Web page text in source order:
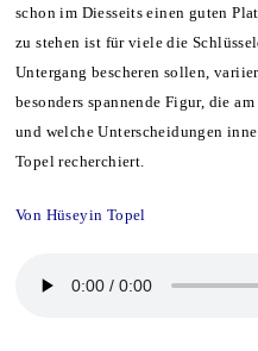
schon im Diesseits einen guten
zu stehen ist für viele die
Untergang bescheren sollen,
besonders spannende Figur, die
und welche Unterscheidungen
Topel recherchiert.
Von Hüseyin Topel